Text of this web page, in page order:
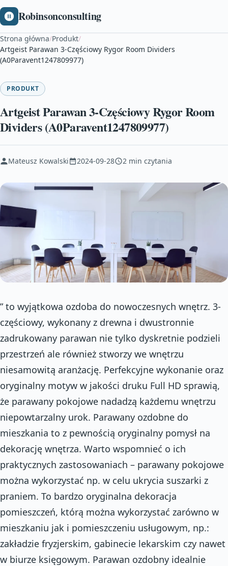
Robinsonconsulting
Strona główna/Produkt/
Artgeist Parawan 3-Częściowy Rygor Room Dividers
(A0Paravent1247809977)
PRODUKT
Artgeist Parawan 3-Częściowy Rygor Room
Dividers (A0Paravent1247809977)
Mateusz Kowalski 2024-09-28 2 min czytania
” to wyjątkowa ozdoba do nowoczesnych wnętrz. 3-
częściowy, wykonany z drewna i dwustronnie
zadrukowany parawan nie tylko dyskretnie podzieli
przestrzeń ale również stworzy we wnętrzu
niesamowitą aranżację. Perfekcyjne wykonanie oraz
oryginalny motyw w jakości druku Full HD sprawią,
że parawany pokojowe nadadzą każdemu wnętrzu
niepowtarzalny urok. Parawany ozdobne do
mieszkania to z pewnością oryginalny pomysł na
dekorację wnętrza. Warto wspomnieć o ich
praktycznych zastosowaniach – parawany pokojowe
można wykorzystać np. w celu ukrycia suszarki z
praniem. To bardzo oryginalna dekoracja
pomieszczeń, którą można wykorzystać zarówno w
mieszkaniu jak i pomieszczeniu usługowym, np.:
zakładzie fryzjerskim, gabinecie lekarskim czy nawet
w biurze księgowym. Parawan ozdobny idealnie